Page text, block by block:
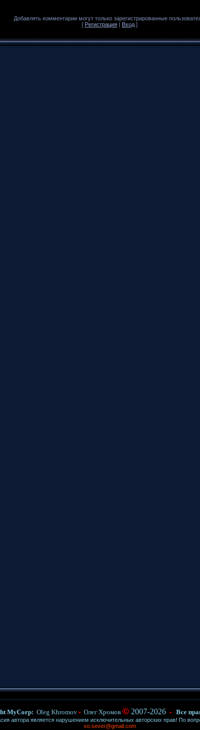
Добавлять комментарии могут только зарегистрированные
[ Регистрация Вход ]
MyCorp: Oleg Khromov • Олег Хромов © 2007-2026 • Все
является нарушением исключительных авторских прав! По
xo.sever@gmail.com